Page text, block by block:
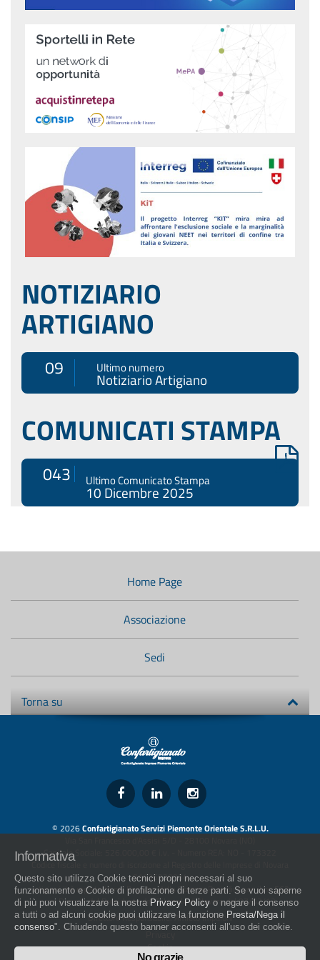
NOTIZIARIO
ARTIGIANO
09 Ultimo numero
Notiziario Artigiano
COMUNICATI STAMPA
043 Ultimo Comunicato Stampa
10 Dicembre 2025
Home Page
Associazione
Sedi
Torna su
© 2026Confartigianato Servizi Piemonte Orientale S.R.L.U.
Capitale Sociale: 526.000,00 € i.v. - Numero REA: NO - 173322
Codice fiscale e numero di iscrizione al Registro delle Imprese di Novara
01436930034
artigiani.it è registrato nel Registro della Stampa Periodica con il nr. 562
con Decreto del Presidente del Tribunale di Novara del 07/03/13
Direttore Responsabile: Amleto Impaloni
Privacy
Cookie
Informativa
Questo sito utilizza Cookie tecnici propri necessari al suo
funzionamento e Cookie di profilazione di terze parti. Se vuoi saperne
di più puoi visualizzare la nostra Privacy Policy o negare il consenso
a tutti o ad alcuni cookie puoi utilizzare la funzione Presta/Nega il
consenso". Chiudendo questo banner acconsenti all'uso dei cookie.
No grazie